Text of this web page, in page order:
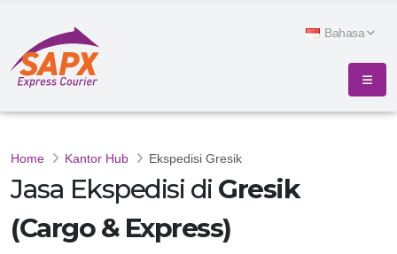
Bahasa
Home Kantor Hub Ekspedisi Gresik
Jasa Ekspedisi di Gresik
(Cargo & Express)